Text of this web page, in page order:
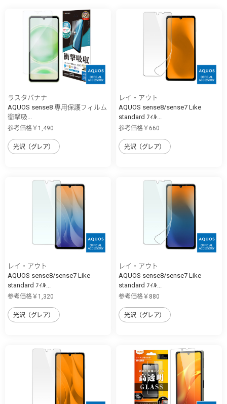
ラスタバナナ
AQUOS sense8 専用保護フィルム
衝撃吸...
参考価格￥1,490
光沢（グレア）
レイ・アウト
AQUOS sense8/sense7 Like
standard ﾌｨﾙ...
参考価格￥660
光沢（グレア）
レイ・アウト
AQUOS sense8/sense7 Like
standard ﾌｨﾙ...
参考価格￥1,320
光沢（グレア）
レイ・アウト
AQUOS sense8/sense7 Like
standard ﾌｨﾙ...
参考価格￥880
光沢（グレア）